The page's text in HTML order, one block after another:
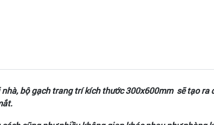
bộ gạch trang trí kích thước 300x600mm sẽ tạo ra